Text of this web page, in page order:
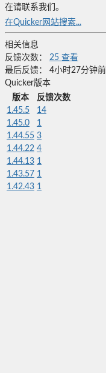
在请联系我们。
在Quicker网站搜索...
相关信息
反馈次数：
25 查看
最后反馈：
4小时27分钟前
Quicker版本
版本
反馈次数
1.45.5
14
1.45.0
1
1.44.55 3
1.44.22 4
1.44.13 1
1.43.57 1
1.42.43 1